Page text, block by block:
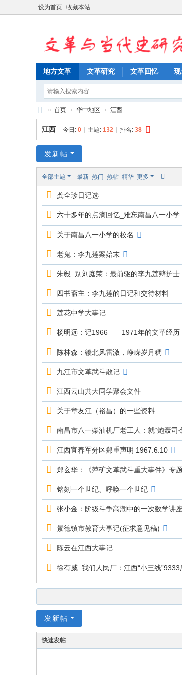
设为首页 收藏本站
地方文革 文革研究 文革回忆
文
革
当
究
» 首页 › 华中地区 › 江西
江西 今日: 0 主题: 132 排名: 38
发新帖
全部主题 最新 热门 热帖 精华 更多
龚全珍日记选
六十多年的点滴回忆_难忘南昌八一小学
关于南昌八一小学的校名
老鬼：李九莲案始末
朱毅 别刘庭荣：最前驱的李九莲辩护士
四书斋主：李九莲的日记和交待材料
莲花中学大事记
杨明远：记1966——1971年的文革经历
陈林森：赣北风雷激，峥嵘岁月稠
九江市文革武斗散记
江西云山共大同学聚会文件
关于章友江（裕昌）的一些资料
南昌市八一柴油机厂老工人：就“炮轰
江西宜春军分区郑重声明 1967.6.10
郑玄华：《萍矿文革武斗重大事件》专题
铭刻一个世纪、呼唤一个世纪
张小金：阶级斗争高潮中的一次数学讲座
景德镇市教育大事记(征求意见稿)
陈云在江西大事记
徐有威 我们人民厂：江西“小三线”9333
发新帖
快速发帖